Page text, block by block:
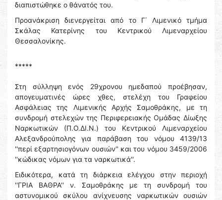
διαπιστώθηκε ο θάνατός του.
Προανάκριση διενεργείται από το Γ΄ Λιμενικό τμήμα
Σκάλας Κατερίνης του Κεντρικού Λιμεναρχείου
Θεσσαλονίκης.
*****
Στη σύλληψη ενός 29χρονου ημεδαπού προέβησαν,
απογευματινές ώρες χθες, στελέχη του Γραφείου
Ασφάλειας της Λιμενικής Αρχής Σαμοθράκης, με τη
συνδρομή στελεχών της Περιφερειακής Ομάδας Δίωξης
Ναρκωτικών (Π.Ο.ΔΙ.Ν.) του Κεντρικού Λιμεναρχείου
Αλεξανδρούπολης για παράβαση του νόμου 4139/13
''περί εξαρτησιογόνων ουσιών'' και του νόμου 3459/2006
''κώδικας νόμων για τα ναρκωτικά''.
Ειδικότερα, κατά τη διάρκεια ελέγχου στην περιοχή
''ΓΡΙΑ ΒΑΘΡΑ'' ν. Σαμοθράκης με τη συνδρομή του
αστυνομικού σκύλου ανίχνευσης ναρκωτικών ουσιών